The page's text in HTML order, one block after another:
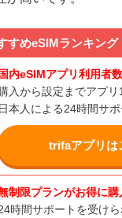
すめeSIMランキング
国内eSIMアプリ利用者
入から設定までアプ
日本人による24時間サポ
trifaアプリは
制限プランがお得に購
時間サポートを受けら